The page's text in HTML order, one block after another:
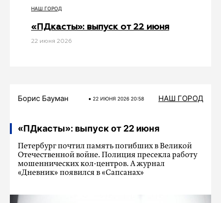
НАШ ГОРОД
«ПДкасты»: выпуск от 22 июня
22 июня 2026
Борис Бауман 22 ИЮНЯ 2026 20:58 НАШ ГОРОД
«ПДкасты»: выпуск от 22 июня
Петербург почтил память погибших в Великой
Отечественной войне. Полиция пресекла работу
мошеннических кол-центров. А журнал
«Дневник» появился в «Сапсанах»